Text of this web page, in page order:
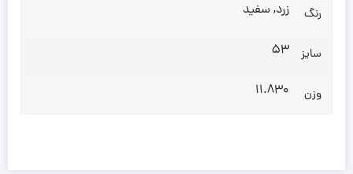
رنگ زرد, سفید
سایز 53
وزن 11.830